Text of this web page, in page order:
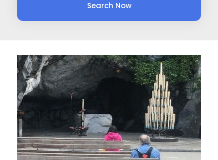
Search Now